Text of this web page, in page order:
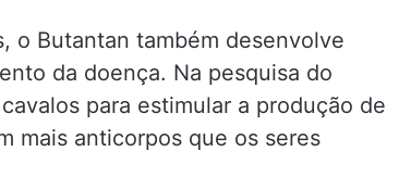
o Butantan também desenvolve
da doença. Na pesquisa do
para estimular a produção de
mais anticorpos que os seres